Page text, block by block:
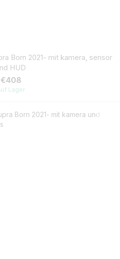
Born 2021- mit kamera, sensor
HUD
€408
Lager